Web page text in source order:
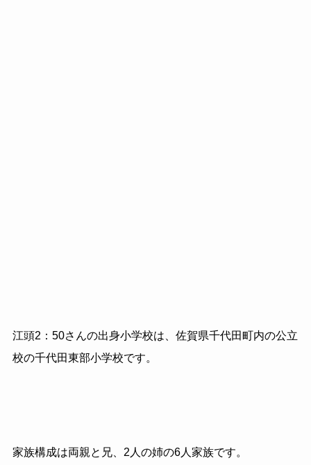
江頭2：50さんの出身小学校は、佐賀県千代田町内の公立
校の千代田東部小学校です。
家族構成は両親と兄、2人の姉の6人家族です。